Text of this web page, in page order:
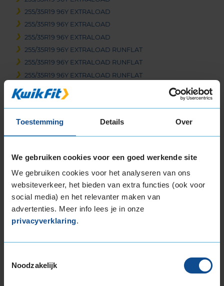
Toestemming Details Over
We gebruiken cookies voor een goed werkende site
We gebruiken cookies voor het analyseren van ons
websiteverkeer, het bieden van extra functies (ook voor
social media) en het relevanter maken van
advertenties. Meer info lees je in onze
privacyverklaring.
Noodzakelijk
255/35R19 96Y EXTRALOAD
255/35R19 96Y EXTRALOAD
255/35R19 96Y EXTRALOAD
255/35R19 96Y EXTRALOAD RUNFLAT
255/35R19 96Y EXTRALOAD RUNFLAT
255/35R19 96Y EXTRALOAD RUNFLAT
255/40R19 100Y EXTRALOAD
255/40R19 100Y EXTRALOAD
255/40R19 96W RUNFLAT
255/40R19 96Y
255/45R19 100Y
255/45R19 100Y
255/45R19 104V EXTRALOAD
255/45R19 104Y EXTRALOAD
255/45R19 104Y EXTRALOAD
255/50R19 103Y
255/55R19 111W EXTRALOAD